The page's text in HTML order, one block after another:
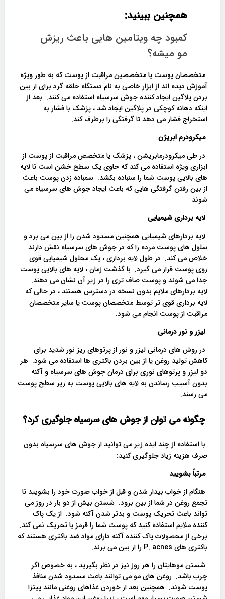
همچنین ببینید:
کمبود چه ویتامین هایی باعث ریزش
مو میشه؟
متخصصان پوست یا متخصصین مراقبت از پوست که به طور ویژه
آموزش دیده اند از ابزار خاصی به نام دستگاه حلقه گرد برای از بین
بردن پلاگین ایجاد کننده جوش سرسیاه استفاده می کنند. بعد از
اینکه دهانه کوچکی در پلاگین ایجاد شد ، پزشک با فشار به
استخراج فشار می دهد تا گرفتگی را برطرف کند.
میکرودرم ابریژن
در طی میکرودرمابریشن ، پزشک یا متخصص مراقبت از پوست از
ابزاری ویژه استفاده می کند که حاوی یک سطح خشن است تا لایه
های بالایی پوست شما را سنباده بکشد. سمباده زدن پوست باعث
از بین رفتن گرفتگی هایی که باعث ایجاد جوش های سرسیاه می
شوند
لایه برداری شیمیایی
لایه بردارهای شیمیایی همچنین مسدود شدن را از بین می برد و
سلول های پوست مرده را که در جوش های سرسیاه نقش دارند
خلاص می کند. در طول لایه برداری ، یک محلول شیمیایی قوی
روی پوست قرار می گیرد. با گذشت زمان ، لایه های بالایی پوست
جدا می شوند و پوست صاف تری را در زیر آن نشان می دهند.
لایه بردارهای ملایم بدون نسخه در دسترس هستند ، در حالی که
لایه برداری قوی تر توسط متخصصان پوست یا سایر متخصصان
مراقبت از پوست انجام می شود.
لیزر و نور درمانی
در روش های درمانی لیزر و نور از پرتوهای ریز نور شدید برای
کاهش تولید روغن یا از بین بردن باکتری ها استفاده می شود. هر
دو لیزر و پرتوهای نوری برای درمان جوش های سرسیاه و آکنه
بدون آسیب رساندن به لایه های بالایی پوست به زیر سطح پوست
می رسند.
چگونه می توان از جوش های سرسیاه جلوگیری کرد؟
با استفاده از چند ایده زیر می توانید از جوش های سرسیاه بدون
صرف هزینه زیاد جلوگیری کنید:
مرتباً بشویید
هنگام از خواب بیدار شدن و قبل از خواب صورت خود را بشویید تا
تجمع روغن در شما از بین برود. شستن بیش از دو بار در روز می
تواند باعث تحریک پوست و بدتر شدن آکنه شود. از یک پاک
کننده ملایم استفاده کنید که پوست شما را قرمز یا تحریک نمی کند.
برخی از محصولات پاک کننده آکنه دارای مواد ضد باکتری هستند که
باکتری های P. acnes را از بین می برند.
شستن موهایتان را هر روز نیز در نظر بگیرید ، به خصوص اگر
چرب باشد. روغن های مو می توانند باعث مسدود شدن منافذ
پوست شوند. همچنین بعد از خوردن غذاهای روغنی مانند پیتزا